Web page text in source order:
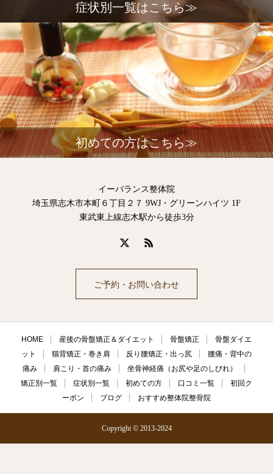
症状別一覧はこちら≫
初めての方はこちら≫
イーバランス整体院
埼玉県志木市本町６丁目２７ 9WJ・グリーンハイツ 1F
東武東上線志木駅から徒歩3分
ご予約・お問い合わせ
HOME 産後の骨盤矯正＆ダイエット 骨盤矯正
骨盤ダイエ
ット
猫背矯正・巻き肩 反り腰矯正・出っ尻
腰痛・背中の
痛み
肩こり・首の痛み
坐骨神経痛（お尻や足のしびれ）
矯正別一覧
症状別一覧 初めての方 口コミ一覧
初回ク
ーポン
ブログ おすすめ整体院整骨院
Copyright © 2013-2024